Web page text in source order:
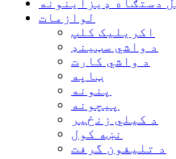
لوازمات
اکریلیک کلپ
د واشي سټینډ
د واشي کارت
ټاپه
پنونه
پیچونه
د کیلي زنځیر
نښه کول
د تلیفون گرفت